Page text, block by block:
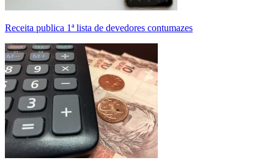
Receita publica 1ª lista de devedores contumazes